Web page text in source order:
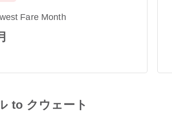
Fare Month
to クウェート